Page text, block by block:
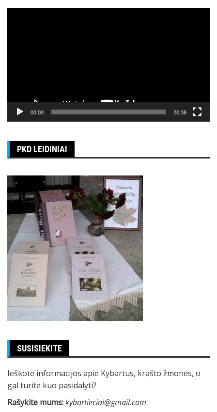
00:00 20:38
PKD LEIDINIAI
SUSISIEKITE
Ieškote informacijos apie Kybartus, krašto žmones, o
gal turite kuo pasidalyti?
Rašykite mums:kybartieciai@gmail.com